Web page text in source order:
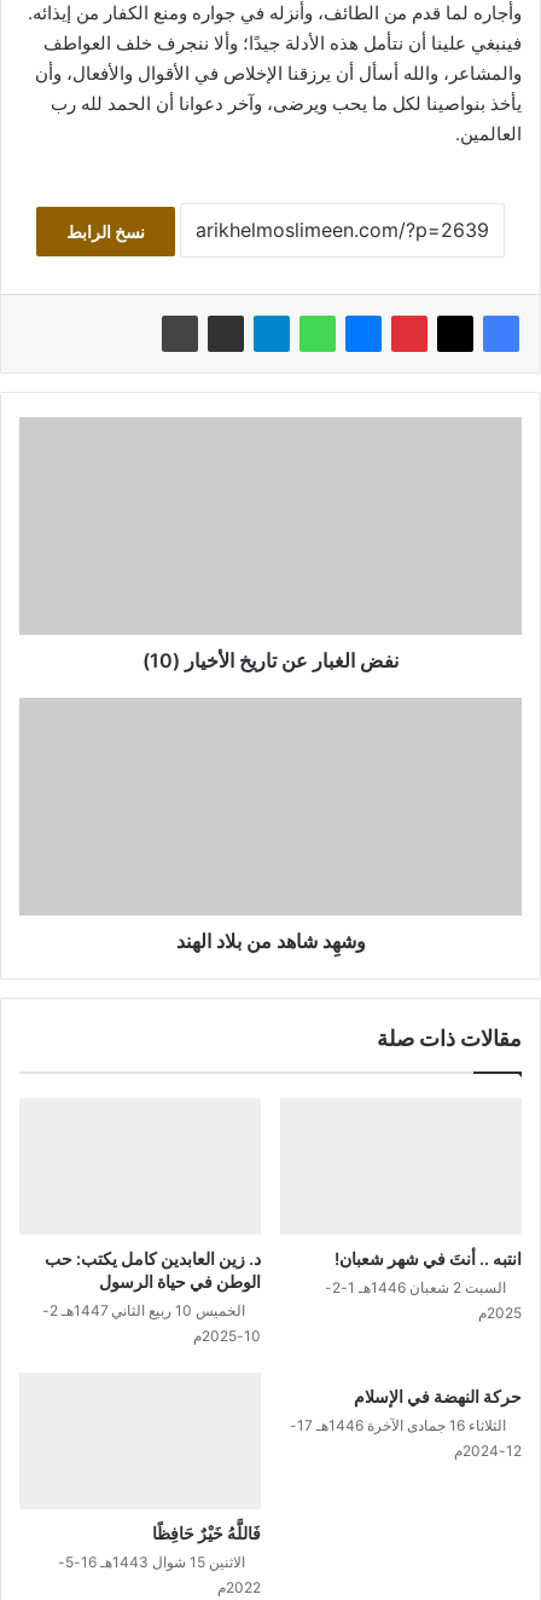
وأجاره لما قدم من الطائف، وأنزله في جواره ومنع الكفار من إيذائه.
فينبغي علينا أن نتأمل هذه الأدلة جيدًا؛ وألا ننجرف خلف العواطف
والمشاعر، والله أسأل أن يرزقنا الإخلاص في الأقوال والأفعال، وأن
يأخذ بنواصينا لكل ما يحب ويرضى، وآخر دعوانا أن الحمد لله رب
العالمين.
نسخ الرابط
نفض الغبار عن تاريخ الأخيار (10)
وشهِد شاهد من بلاد الهند
مقالات ذات صلة
انتبه .. أنتَ في شهر شعبان!
السبت 2 شعبان 1446هـ 1-2-
2025م
د. زين العابدين كامل يكتب: حب
الوطن في حياة الرسول
الخميس 10 ربيع الثاني 1447هـ 2-
10-2025م
حركة النهضة في الإسلام
الثلاثاء 16 جمادى الآخرة 1446هـ 17-
12-2024م
فَاللَّهُ خَيْرٌ حَافِظًا
الاثنين 15 شوال 1443هـ 16-5-
2022م